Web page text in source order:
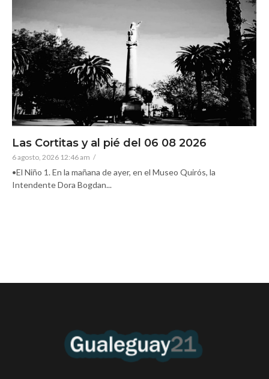
Las Cortitas y al pié del 06 08 2026
6 agosto, 2026 12:46 am /
•El Niño 1. En la mañana de ayer, en el Museo Quirós, la
Intendente Dora Bogdan...